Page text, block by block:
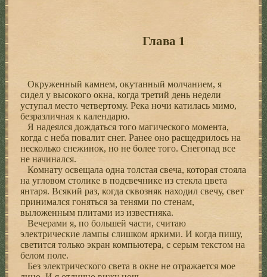
Глава 1
Окруженный камнем, окутанный молчанием, я
сидел у высокого окна, когда третий день недели
уступал место четвертому. Река ночи катилась мимо,
безразличная к календарю.
Я надеялся дождаться того магического момента,
когда с неба повалит снег. Ранее оно расщедрилось на
несколько снежинок, но не более того. Снегопад все
не начинался.
Комнату освещала одна толстая свеча, которая стояла
на угловом столике в подсвечнике из стекла цвета
янтаря. Всякий раз, когда сквозняк находил свечу, свет
принимался гоняться за тенями по стенам,
выложенным плитами из известняка.
Вечерами я, по большей части, считаю
электрические лампы слишком яркими. И когда пишу,
светится только экран компьютера, с серым текстом на
белом поле.
Без электрического света в окне не отражается мое